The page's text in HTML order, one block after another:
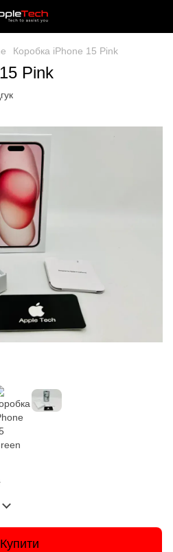
Коробка iPhone 15 Pink
Pink
Купити